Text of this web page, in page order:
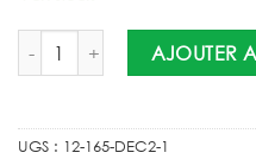
AJOUTER
UGS : 12-165-DEC2-1